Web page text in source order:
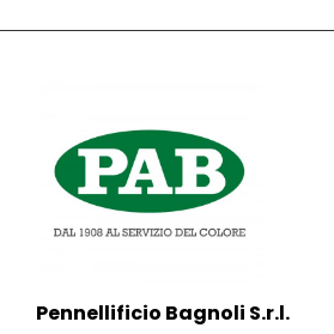
Pennellificio Bagnoli S.r.l.